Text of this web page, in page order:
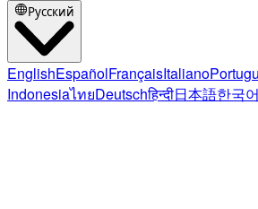
Русский
EnglishEspañolFrançaisItaliano
IndonesiaไทยDeutschहिन्दी日本語한국어